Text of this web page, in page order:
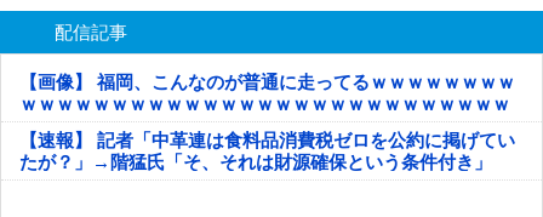
配信記事
【画像】 福岡、こんなのが普通に走ってるｗｗｗｗｗｗｗｗ
ｗｗｗｗｗｗｗｗｗｗｗｗｗｗｗｗｗｗｗｗｗｗｗｗｗｗｗ
ｗｗｗｗｗ
【速報】 記者「中革連は食料品消費税ゼロを公約に掲げてい
たが？」→階猛氏「そ、それは財源確保という条件付き」